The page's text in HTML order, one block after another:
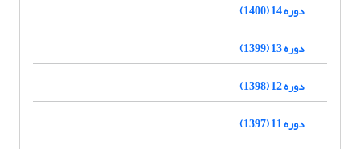
دوره 14 (1400)
دوره 13 (1399)
دوره 12 (1398)
دوره 11 (1397)